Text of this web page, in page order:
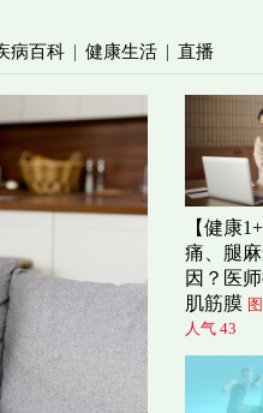
病百科 | 健康生活 | 直播
【健康
痛、腿
因？医
肌筋膜 图
人气 43